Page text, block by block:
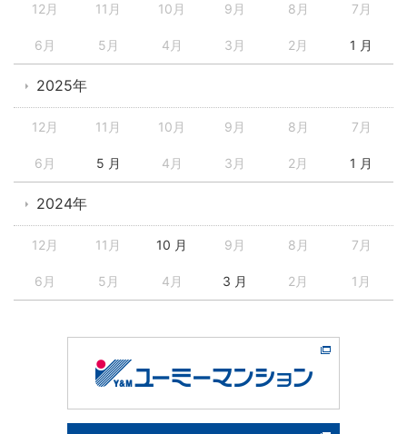
12月 11月 10月 9月 8月 7月
6月 5月 4月 3月 2月 1 月
2025年
12月 11月 10月 9月 8月 7月
6月 5 月 4月 3月 2月 1 月
2024年
12月 11月 10 月 9月 8月 7月
6月 5月 4月 3 月 2月 1月